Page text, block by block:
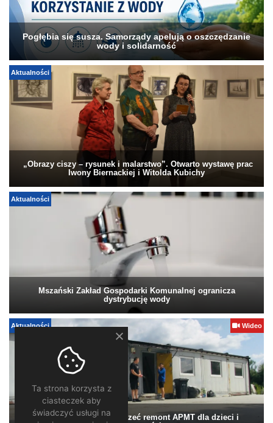
Pogłębia się susza. Samorządy apelują o oszczędzanie
wody i solidarność
Aktualności
„Obrazy ciszy – rysunek i malarstwo”. Otwarto wystawę prac
Iwony Biernackiej i Witolda Kubichy
Aktualności
Mszański Zakład Gospodarki Komunalnej ogranicza
dystrybucję wody
Aktualności Wideo
Pomagamy. Warto wesprzeć remont APMT dla dzieci i
Ta strona korzysta z
ciasteczek aby
świadczyć usługi na